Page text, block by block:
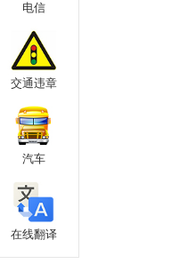
电信
交通违章
汽车
在线翻译